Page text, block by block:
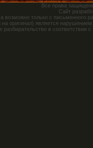
Все права
Сайт
возможно только с письменного
на оригинал) является
разбирательство в